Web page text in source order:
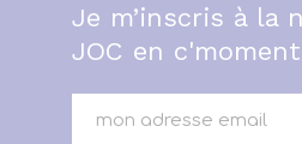
Je m’inscris à la
JOC en